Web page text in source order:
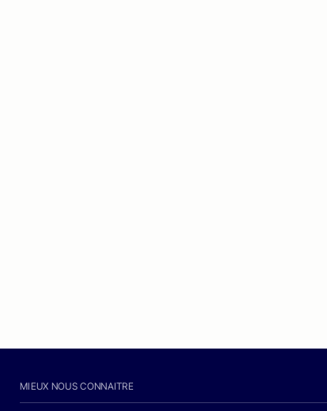
MIEUX NOUS CONNAITRE